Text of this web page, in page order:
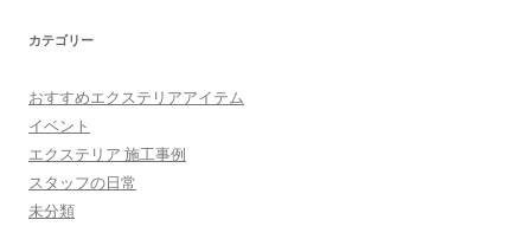
カテゴリー
おすすめエクステリアアイテム
イベント
エクステリア 施工事例
スタッフの日常
未分類